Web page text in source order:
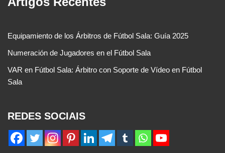
Equipamiento de los Árbitros de Fútbol Sala: Guía 2025
Numeración de Jugadores en el Fútbol Sala
VAR en Fútbol Sala: Árbitro con Soporte de Vídeo en Fútbol
Sala
REDES SOCIAIS